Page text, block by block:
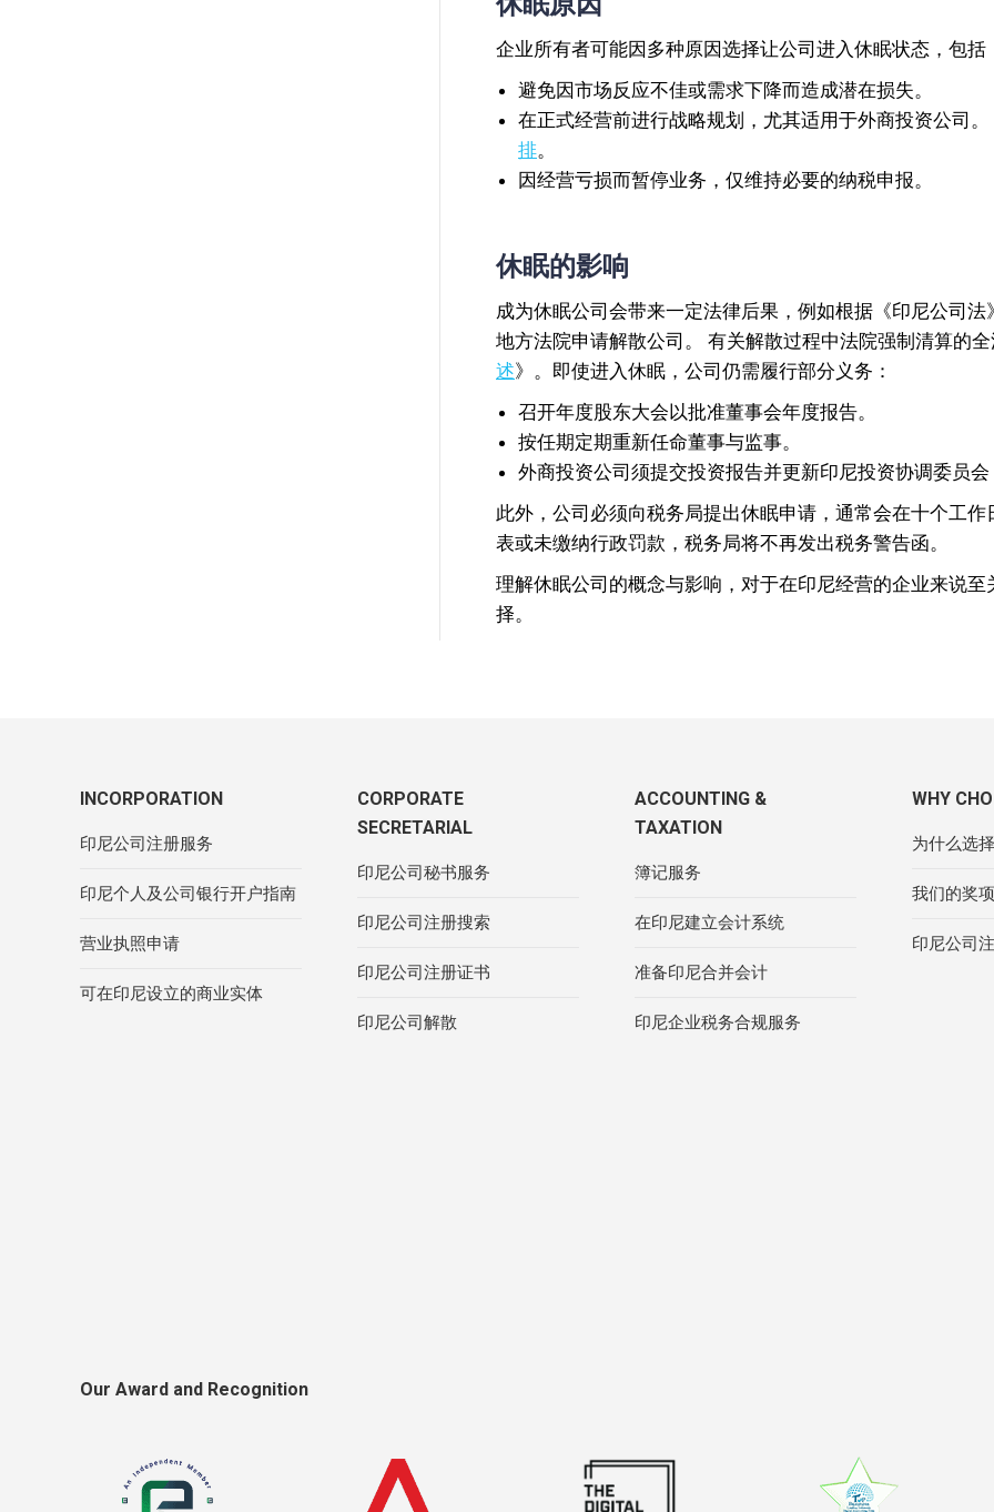
企业所有者可能因多种原因选择让公司进入休眠状态，包括
避免因市场反应不佳或需求下降而造成潜在损失。
在正式经营前进行战略规划，尤其适用于外商投资公司
排。
因经营亏损而暂停业务，仅维持必要的纳税申报。
休眠的影响
成为休眠公司会带来一定法律后果，例如根据《印尼公司
地方法院申请解散公司。 有关解散过程中法院强制清算的
述》。即使进入休眠，公司仍需履行部分义务：
召开年度股东大会以批准董事会年度报告。
按任期定期重新任命董事与监事。
外商投资公司须提交投资报告并更新印尼投资协调委员
此外，公司必须向税务局提出休眠申请，通常会在十个工
表或未缴纳行政罚款，税务局将不再发出税务警告函。
理解休眠公司的概念与影响，对于在印尼经营的企业来说
择。
INCORPORATION
印尼公司注册服务
印尼个人及公司银行开户指南
营业执照申请
可在印尼设立的商业实体
CORPORATE
SECRETARIAL
印尼公司秘书服务
印尼公司注册搜索
印尼公司注册证书
印尼公司解散
ACCOUNTING &
TAXATION
簿记服务
在印尼建立会计系统
准备印尼合并会计
印尼企业税务合规服务
WHY
为什么选
我们的奖
印尼公司
Our Award and Recognition